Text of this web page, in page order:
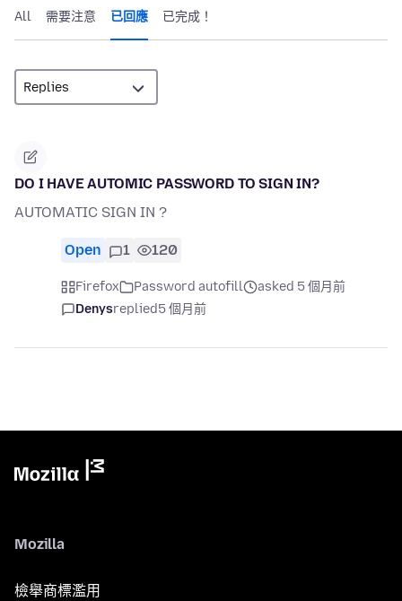
All 需要注意 已回應 已完成！
DO I HAVE AUTOMIC PASSWORD TO SIGN IN?
AUTOMATIC SIGN IN ?
Open 1 120
Firefox Password autofill
asked 5 個月前
Denysreplied5 個月前
Mozilla
檢舉商標濫用